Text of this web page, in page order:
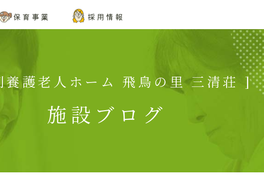
保育事業 採用情報
養護老人ホーム 飛鳥の里 三清荘 ]
施設ブログ